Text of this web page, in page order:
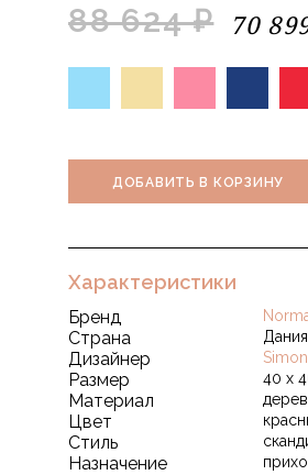
88 624 ₽ 70
ДОБАВИТЬ В КОРЗИНУ
Характеристики
Бренд
Страна Дания
Дизайнер
Размер 40 х
Материал
Цвет
Стиль
Назначение